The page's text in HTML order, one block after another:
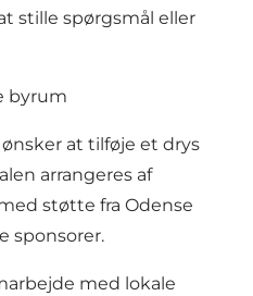
stille spørgsmål eller
byrum
at tilføje et drys
arrangeres af
støtte fra Odense
sponsorer.
med lokale